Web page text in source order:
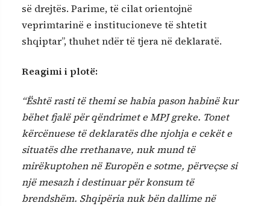
së drejtës. Parime, të cilat orientojnë
veprimtarinë e institucioneve të shtetit
shqiptar”, thuhet ndër të tjera në deklaratë.
Reagimi i plotë:
“Është rasti të themi se habia pason habinë kur
bëhet fjalë për qëndrimet e MPJ greke. Tonet
kërcënuese të deklaratës dhe njohja e cekët e
situatës dhe rrethanave, nuk mund të
mirëkuptohen në Europën e sotme, përveçse si
një mesazh i destinuar për konsum të
brendshëm. Shqipëria nuk bën dallime në